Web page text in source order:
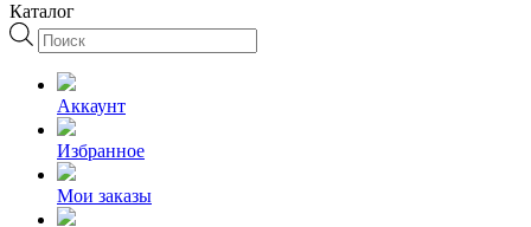
Каталог
Поиск
товаров
Аккаунт
Избранное
Мои заказы